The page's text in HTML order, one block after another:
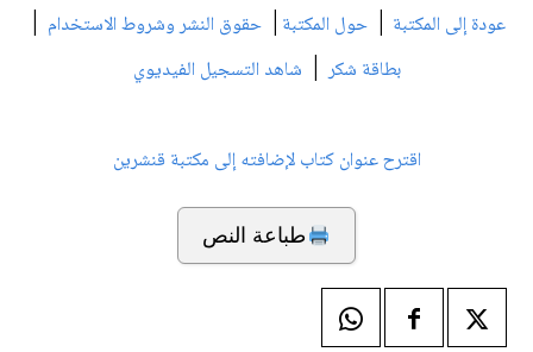
عودة إلى المكتبة | حول المكتبة | حقوق النشر وشروط الاستخدام |
بطاقة شكر| شاهد التسجيل الفيديوي
اقترح عنوان كتاب لإضافته إلى مكتبة قنشرين
طباعة النص